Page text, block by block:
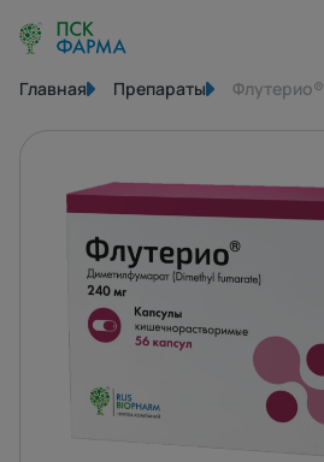
Главная Препараты Флутерио®